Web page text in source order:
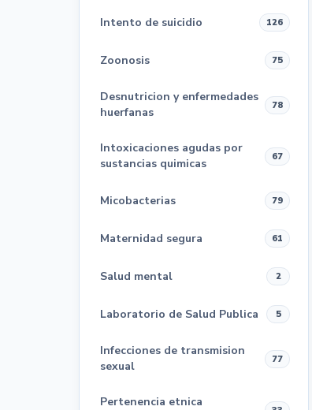
Intento de suicidio 126
Zoonosis 75
Desnutricion y enfermedades
huerfanas
78
Intoxicaciones agudas por
sustancias quimicas
67
Micobacterias 79
Maternidad segura 61
Salud mental 2
Laboratorio de Salud Publica 5
Infecciones de transmision
sexual
77
Pertenencia etnica